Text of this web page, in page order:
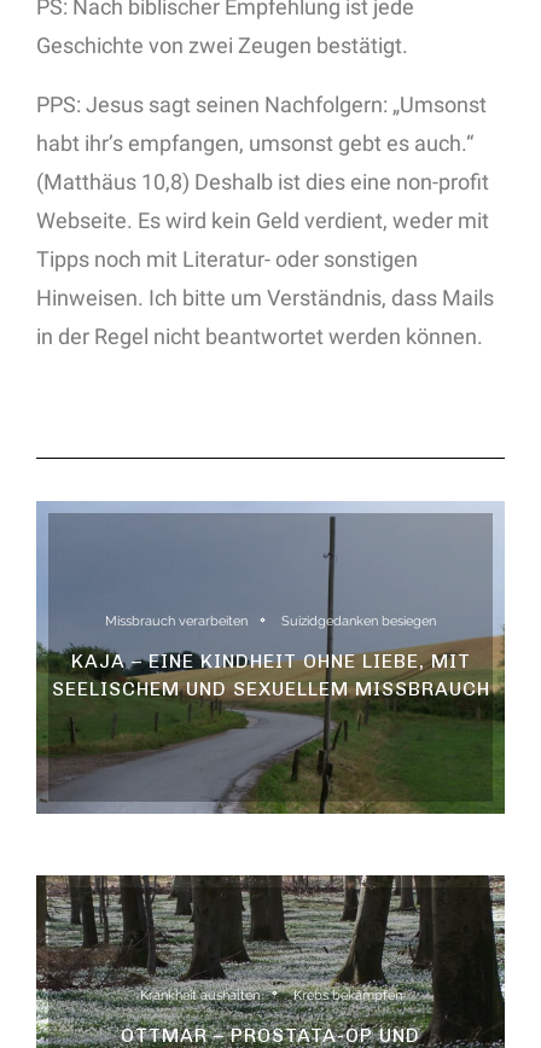
PS: Nach biblischer Empfehlung ist jede
Geschichte von zwei Zeugen bestätigt.
PPS: Jesus sagt seinen Nachfolgern: „Umsonst
habt ihr’s empfangen, umsonst gebt es auch.“
(Matthäus 10,8) Deshalb ist dies eine non-profit
Webseite. Es wird kein Geld verdient, weder mit
Tipps noch mit Literatur- oder sonstigen
Hinweisen. Ich bitte um Verständnis, dass Mails
in der Regel nicht beantwortet werden können.
Missbrauch verarbeiten Suizidgedanken besiegen
KAJA – EINE KINDHEIT OHNE LIEBE, MIT
SEELISCHEM UND SEXUELLEM MISSBRAUCH
Krankheit aushalten Krebs bekämpfen
OTTMAR – PROSTATA-OP UND